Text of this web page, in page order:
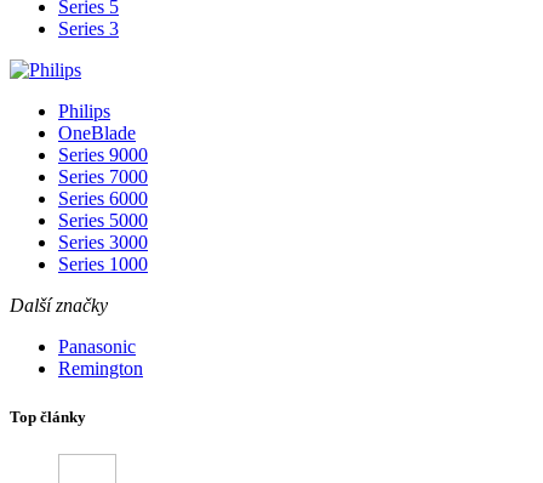
Series 5
Series 3
Philips
OneBlade
Series 9000
Series 7000
Series 6000
Series 5000
Series 3000
Series 1000
Další značky
Panasonic
Remington
Top články